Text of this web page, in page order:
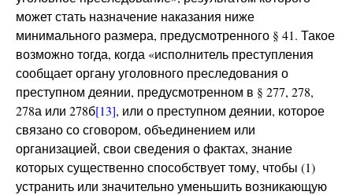
может стать назначение наказания ниже
минимального размера, предусмотренного § 41. Такое
возможно тогда, когда «исполнитель преступления
сообщает органу уголовного преследования о
преступном деянии, предусмотренном в § 277, 278,
278а или 278б[13], или о преступном деянии, которое
связано со сговором, объединением или
организацией, свои сведения о фактах, знание
которых существенно способствует тому, чтобы (1)
устранить или значительно уменьшить возникающую